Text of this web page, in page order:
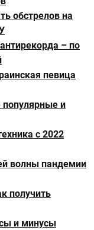
обстрелов на
– по
певица
и
с 2022
волны пандемии
получить
и минусы